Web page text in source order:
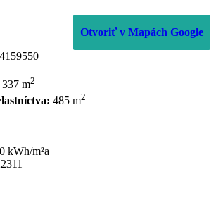
Otvoriť v Mapách Google
4159550
337 m2
485 m2
0 kWh/m²a